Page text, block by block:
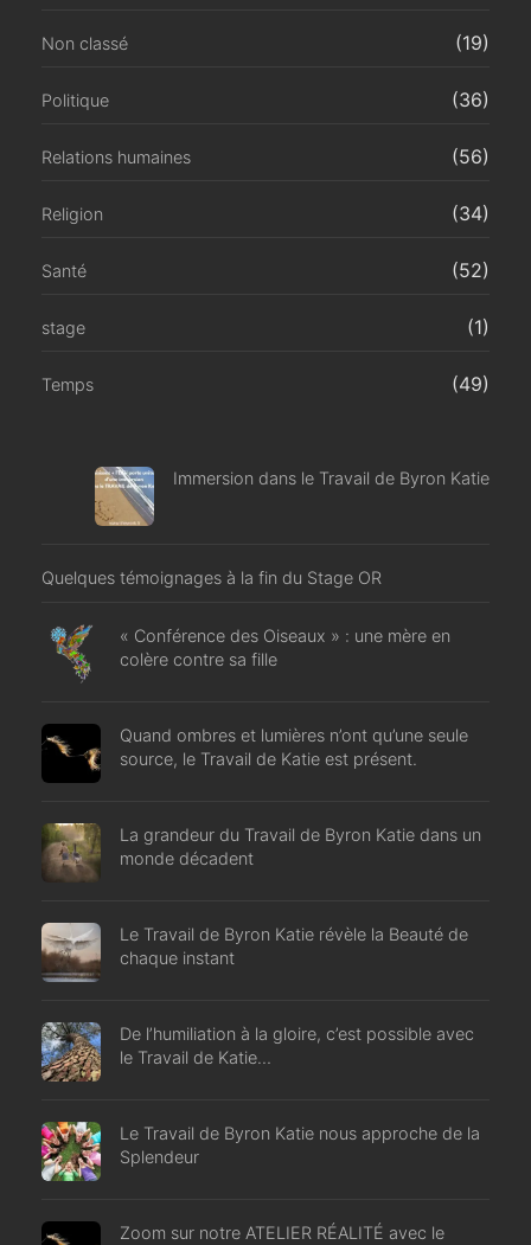
Non classé (19)
Politique (36)
Relations humaines (56)
Religion (34)
Santé (52)
stage (1)
Temps (49)
Immersion dans le Travail de Byron Katie
Quelques témoignages à la fin du Stage OR
« Conférence des Oiseaux » : une mère en
colère contre sa fille
Quand ombres et lumières n’ont qu’une seule
source, le Travail de Katie est présent.
La grandeur du Travail de Byron Katie dans un
monde décadent
Le Travail de Byron Katie révèle la Beauté de
chaque instant
De l’humiliation à la gloire, c’est possible avec
le Travail de Katie…
Le Travail de Byron Katie nous approche de la
Splendeur
Zoom sur notre ATELIER RÉALITÉ avec le